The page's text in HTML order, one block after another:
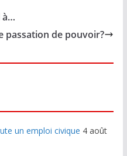
à…
passation de pouvoir?
un emploi civique 4 août